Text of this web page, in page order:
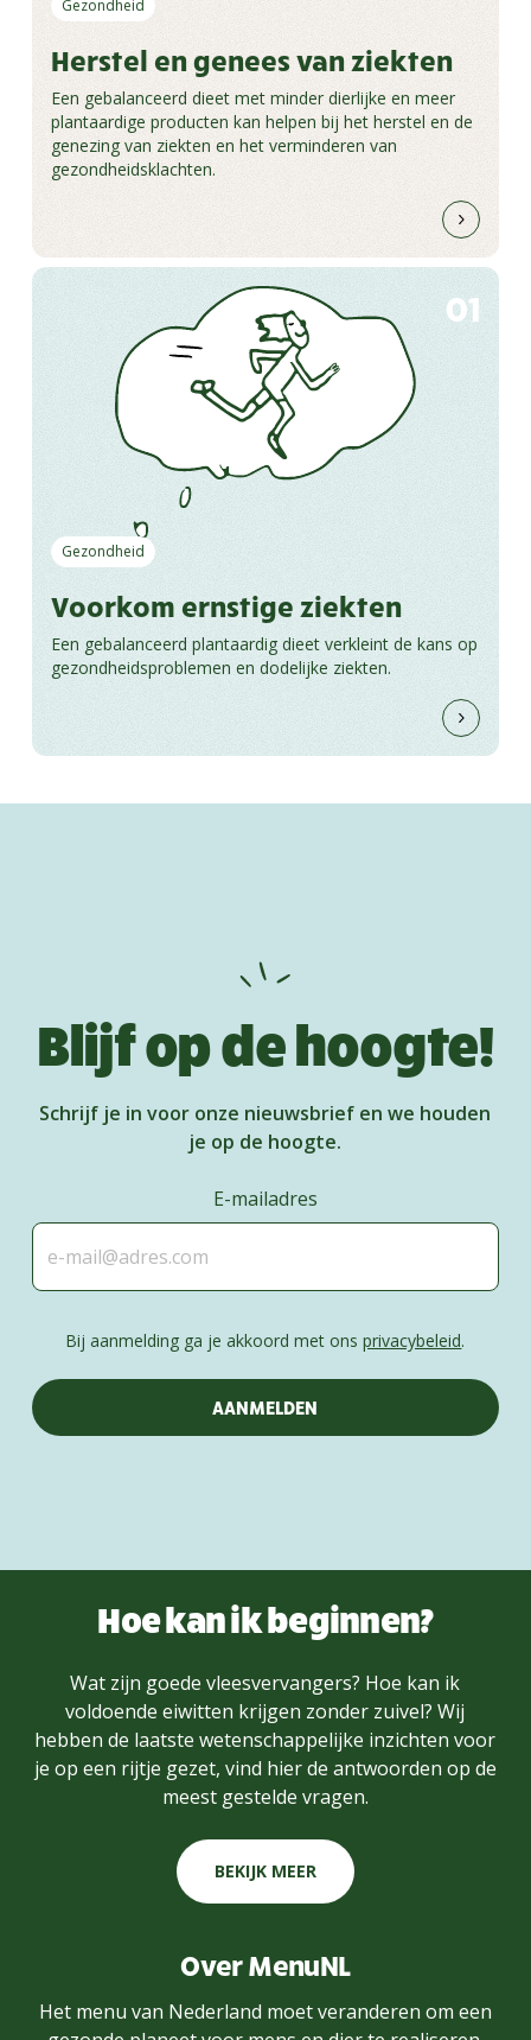
Gezondheid
Herstel en genees van ziekten
Een gebalanceerd dieet met minder dierlijke en meer
plantaardige producten kan helpen bij het herstel en de
genezing van ziekten en het verminderen van
gezondheidsklachten.
Gezondheid
01
Voorkom ernstige ziekten
Een gebalanceerd plantaardig dieet verkleint de kans op
gezondheidsproblemen en dodelijke ziekten.
Blijf op de hoogte!
Schrijf je in voor onze nieuwsbrief en we houden
je op de hoogte.
E-mailadres
Bij aanmelding ga je akkoord met onsprivacybeleid.
Hoe kan ik beginnen?
Wat zijn goede vleesvervangers? Hoe kan ik
voldoende eiwitten krijgen zonder zuivel? Wij
hebben de laatste wetenschappelijke inzichten voor
je op een rijtje gezet, vind hier de antwoorden op de
meest gestelde vragen.
BEKIJK MEER
Over MenuNL
Het menu van Nederland moet veranderen om een